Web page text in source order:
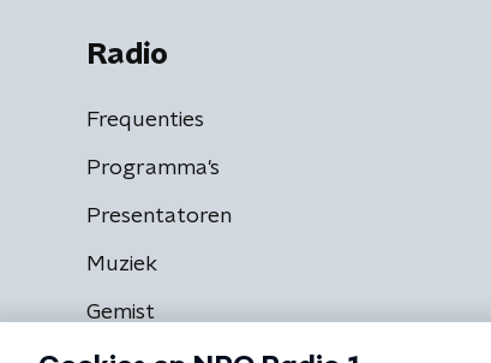
Radio
Frequenties
Programma's
Presentatoren
Muziek
Gemist